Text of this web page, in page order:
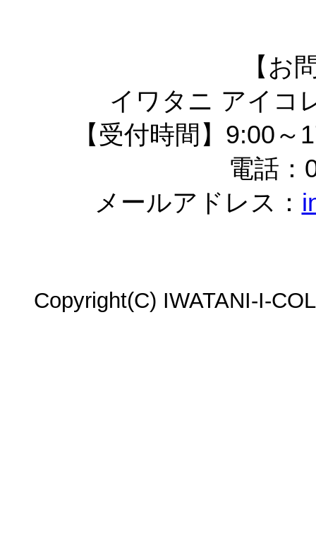
【お
イワタニ アイコ
【受付時間】9:00
電話：
メールアドレス：
Copyright(C) IWATANI-I-